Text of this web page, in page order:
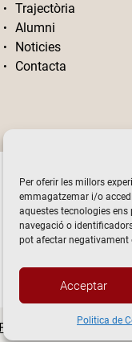
Per oferir les millors
emmagatzemar i/o
aquestes tecnologies
navegació o
pot afectar negativament
Acceptar
Politica de
Trajectòria
Alumni
Noticies
Contacta
Politica de Privacitat i de